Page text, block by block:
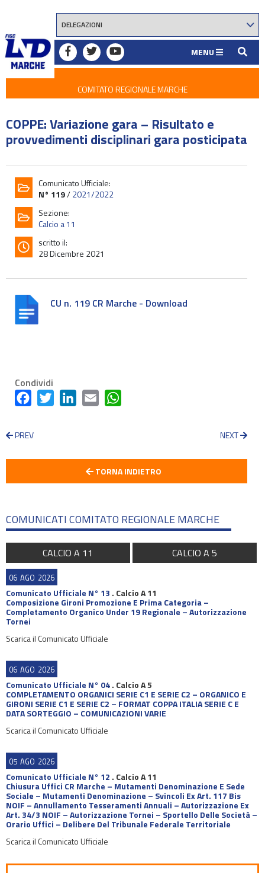
MENU
COMITATO REGIONALE MARCHE
COPPE: Variazione gara – Risultato e
provvedimenti disciplinari gara posticipata
Comunicato Ufficiale:
N° 119/2021/2022
Sezione:
Calcio a 11
scritto il:
28 Dicembre 2021
CU n. 119 CR Marche - Download
Condividi
FacebookTwitter LinkedInEmail
PREV NEXT
TORNA INDIETRO
COMUNICATI COMITATO REGIONALE MARCHE
CALCIO A 11 CALCIO A 5
06 AGO 2026
Comunicato Ufficiale N° 13 . Calcio A 11
Composizione Gironi Promozione E Prima Categoria –
Completamento Organico Under 19 Regionale – Autorizzazione
Tornei
Scarica il Comunicato Ufficiale
06 AGO 2026
Comunicato Ufficiale N° 04. Calcio A 5
COMPLETAMENTO ORGANICI SERIE C1 E SERIE C2 – ORGANICO E
GIRONI SERIE C1 E SERIE C2 – FORMAT COPPA ITALIA SERIE C E
DATA SORTEGGIO – COMUNICAZIONI VARIE
Scarica il Comunicato Ufficiale
05 AGO 2026
Comunicato Ufficiale N° 12 . Calcio A 11
Chiusura Uffici CR Marche – Mutamenti Denominazione E Sede
Sociale – Mutamenti Denominazione – Svincoli Ex Art. 117 Bis
NOIF – Annullamento Tesseramenti Annuali – Autorizzazione Ex
Art. 34/3 NOIF – Autorizzazione Tornei – Sportello Delle Società –
Orario Uffici – Delibere Del Tribunale Federale Territoriale
Scarica il Comunicato Ufficiale